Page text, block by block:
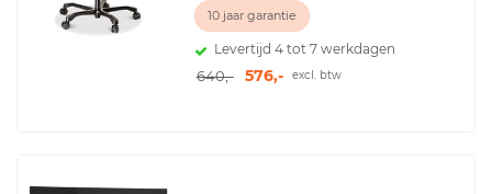
10 jaar garantie
Levertijd 4 tot 7 werkdagen
640,- 576,- excl. btw